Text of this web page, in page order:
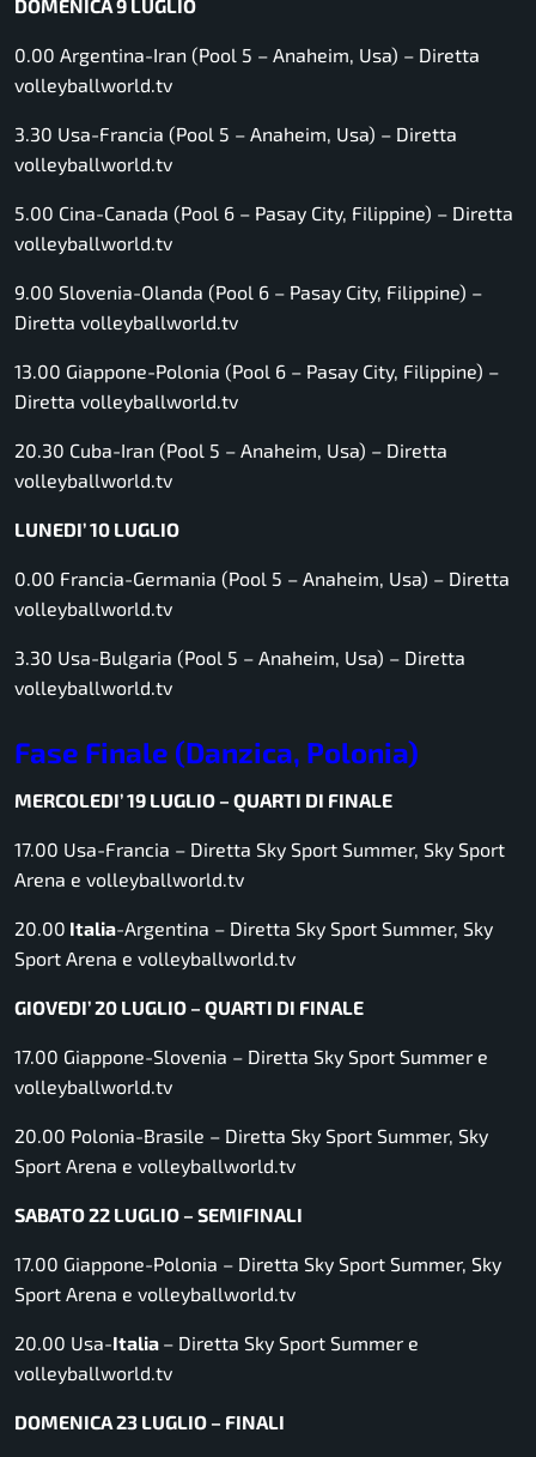
DOMENICA 9 LUGLIO
0.00 Argentina-Iran (Pool 5 – Anaheim, Usa) – Diretta
volleyballworld.tv
3.30 Usa-Francia (Pool 5 – Anaheim, Usa) – Diretta
volleyballworld.tv
5.00 Cina-Canada (Pool 6 – Pasay City, Filippine) – Diretta
volleyballworld.tv
9.00 Slovenia-Olanda (Pool 6 – Pasay City, Filippine) –
Diretta volleyballworld.tv
13.00 Giappone-Polonia (Pool 6 – Pasay City, Filippine) –
Diretta volleyballworld.tv
20.30 Cuba-Iran (Pool 5 – Anaheim, Usa) – Diretta
volleyballworld.tv
LUNEDI’ 10 LUGLIO
0.00 Francia-Germania (Pool 5 – Anaheim, Usa) – Diretta
volleyballworld.tv
3.30 Usa-Bulgaria (Pool 5 – Anaheim, Usa) – Diretta
volleyballworld.tv
Fase Finale (Danzica, Polonia)
MERCOLEDI’ 19 LUGLIO – QUARTI DI FINALE
17.00 Usa-Francia – Diretta Sky Sport Summer, Sky Sport
Arena e volleyballworld.tv
20.00 Italia-Argentina – Diretta Sky Sport Summer, Sky
Sport Arena e volleyballworld.tv
GIOVEDI’ 20 LUGLIO – QUARTI DI FINALE
17.00 Giappone-Slovenia – Diretta Sky Sport Summer e
volleyballworld.tv
20.00 Polonia-Brasile – Diretta Sky Sport Summer, Sky
Sport Arena e volleyballworld.tv
SABATO 22 LUGLIO – SEMIFINALI
17.00 Giappone-Polonia – Diretta Sky Sport Summer, Sky
Sport Arena e volleyballworld.tv
20.00 Usa-Italia – Diretta Sky Sport Summer e
volleyballworld.tv
DOMENICA 23 LUGLIO – FINALI